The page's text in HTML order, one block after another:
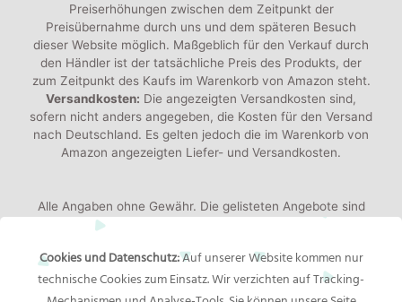
Preiserhöhungen zwischen dem Zeitpunkt der
Preisübernahme durch uns und dem späteren Besuch
dieser Website möglich. Maßgeblich für den Verkauf durch
den Händler ist der tatsächliche Preis des Produkts, der
zum Zeitpunkt des Kaufs im Warenkorb von Amazon steht.
Versandkosten: Die angezeigten Versandkosten sind,
sofern nicht anders angegeben, die Kosten für den Versand
nach Deutschland. Es gelten jedoch die im Warenkorb von
Amazon angezeigten Liefer- und Versandkosten.
Alle Angaben ohne Gewähr. Die gelisteten Angebote sind
keine verbindlichen Werbeaussagen der Anbieter!
jeweiligen Händler oder Hersteller bereitgestellt. Das
gelieferte Produkt kann von den Bildern abweichen.
Cookies und Datenschutz:Auf unserer Website kommen nur
technische Cookies zum Einsatz. Wir verzichten auf Tracking-